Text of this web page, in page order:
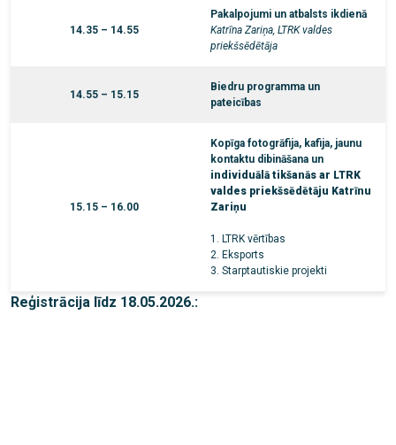
14.35 – 14.55
Pakalpojumi un atbalsts ikdienā
Katrīna Zariņa, LTRK valdes
priekšsēdētāja
14.55 – 15.15
Biedru programma un
pateicības
15.15 – 16.00
Kopīga fotogrāfija, kafija, jaunu
kontaktu dibināšana un
individuālā tikšanās ar LTRK
valdes priekšsēdētāju Katrīnu
Zariņu
1. LTRK vērtības
2. Eksports
3. Starptautiskie projekti
Reģistrācija līdz 18.05.2026.: